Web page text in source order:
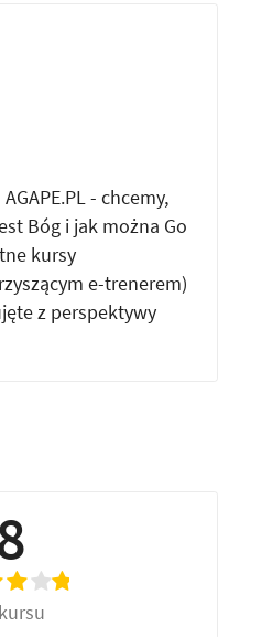
- chcemy,
Bóg i jak można Go
kursy
e-trenerem)
z perspektywy